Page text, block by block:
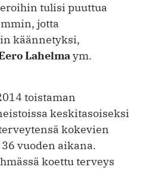
tulisi puuttua
jotta
käännetyksi,
Lahelmaym.
toistaman
keskitasoiseksi
kokevien
vuoden aikana.
koettu terveys